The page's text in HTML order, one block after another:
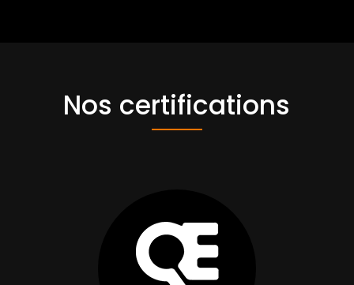
Nos certifications